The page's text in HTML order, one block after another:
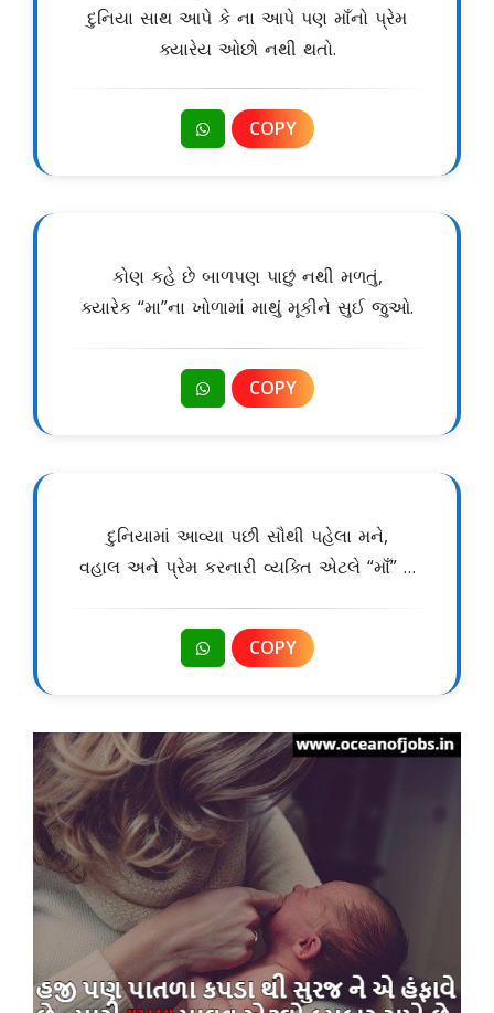
દુનિયા સાથ આપે કે ના આપે પણ માઁનો પ્રેમ
ક્યારેય ઓછો નથી થતો.
COPY
કોણ કહે છે બાળપણ પાછું નથી મળતું,
ક્યારેક “મા”ના ખોળામાં માથું મૂકીને સુઈ જુઓ.
COPY
દુનિયામાં આવ્યા પછી સૌથી પહેલા મને,
વહાલ અને પ્રેમ કરનારી વ્યક્તિ એટલે “માઁ” …
COPY